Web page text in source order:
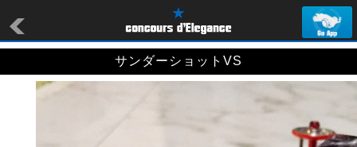
サンダーショットVS